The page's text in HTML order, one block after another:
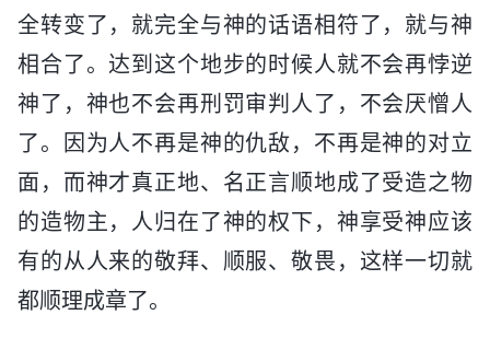
全转变了，就完全与神的话语相符了，就与神
相合了。达到这个地步的时候人就不会再悖逆
神了，神也不会再刑罚审判人了，不会厌憎人
了。因为人不再是神的仇敌，不再是神的对立
面，而神才真正地、名正言顺地成了受造之物
的造物主，人归在了神的权下，神享受神应该
有的从人来的敬拜、顺服、敬畏，这样一切就
都顺理成章了。